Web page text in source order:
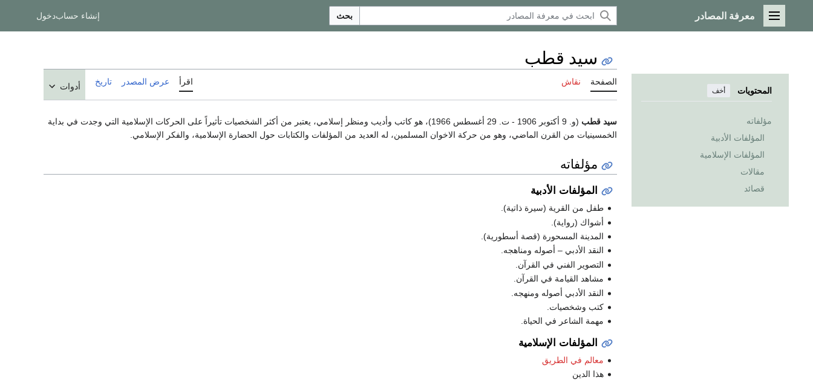
القائمة الرئيسية
معرفة المصادر بحث إنشاء حسابدخول
المحتويات أخف
مؤلفاته
المؤلفات الأدبية
المؤلفات الإسلامية
مقالات
قصائد
سيد قطب
الصفحة نقاش اقرأ عرض المصدر تاريخ أدوات
سيد قطب
(و. 9 أكتوبر 1906 - ت. 29 أغسطس 1966)، هو كاتب وأديب ومنظر إسلامي، يعتبر من أكثر الشخصيات تأثيراً على الحركات الإسلامية التي وجدت في بداية
الخمسينيات من القرن الماضي، وهو من حركة الاخوان المسلمين، له العديد من المؤلفات والكتابات حول الحضارة الإسلامية، والفكر الإسلامي.
مؤلفاته
المؤلفات الأدبية
طفل من القرية (سيرة ذاتية).
أشواك (رواية).
المدينة المسحورة (قصة أسطورية).
النقد الأدبي – أصوله ومناهجه.
التصوير الفني في القرآن.
مشاهد القيامة في القرآن.
النقد الأدبي أصوله ومنهجه.
كتب وشخصيات.
مهمة الشاعر في الحياة.
المؤلفات الإسلامية
معالم في الطريق
هذا الدين